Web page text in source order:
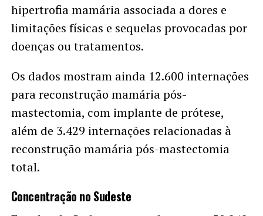
hipertrofia mamária associada a dores e
limitações físicas e sequelas provocadas por
doenças ou tratamentos.
Os dados mostram ainda 12.600 internações
para reconstrução mamária pós-
mastectomia, com implante de prótese,
além de 3.429 internações relacionadas à
reconstrução mamária pós-mastectomia
total.
Concentração no Sudeste